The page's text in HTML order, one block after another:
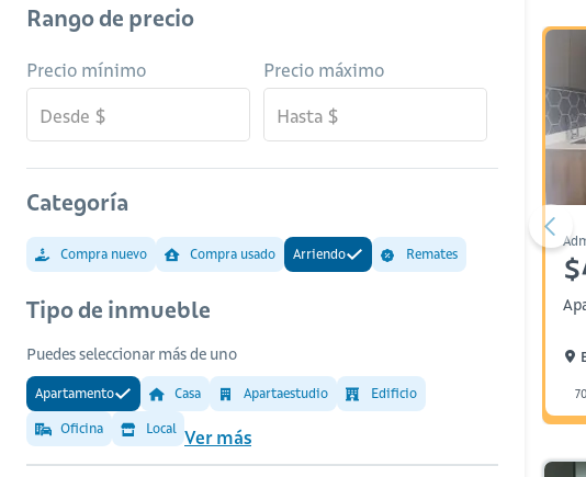
Rango de precio
Precio mínimo Precio máximo
Categoría
Compra nuevo Compra usado Arriendo Remates
Tipo de inmueble
Puedes seleccionar más de uno
Apartamento Casa Apartaestudio Edificio
Oficina Local Ver más